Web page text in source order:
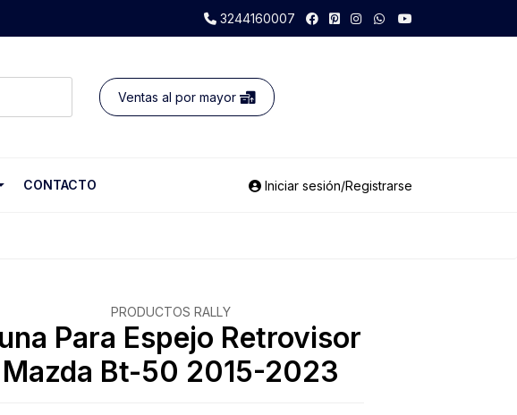
3244160007
Ventas al por mayor
CONTACTO Iniciar sesión/Registrarse
PRODUCTOS RALLY
Para Espejo Retrovisor
Mazda Bt-50 2015-2023